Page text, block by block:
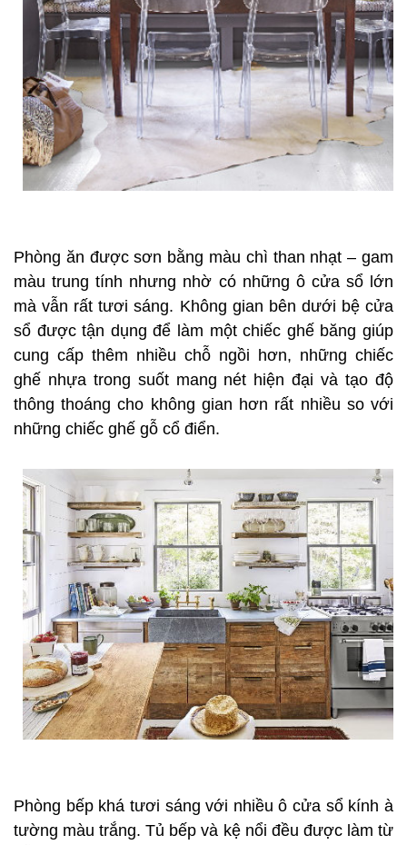
Phòng ăn được sơn bằng màu chì than nhạt – gam
màu trung tính nhưng nhờ có những ô cửa sổ lớn
mà vẫn rất tươi sáng. Không gian bên dưới bệ cửa
sổ được tận dụng để làm một chiếc ghế băng giúp
cung cấp thêm nhiều chỗ ngồi hơn, những chiếc
ghế nhựa trong suốt mang nét hiện đại và tạo độ
thông thoáng cho không gian hơn rất nhiều so với
những chiếc ghế gỗ cổ điển.
Phòng bếp khá tươi sáng với nhiều ô cửa sổ kính à
tường màu trắng. Tủ bếp và kệ nổi đều được làm từ